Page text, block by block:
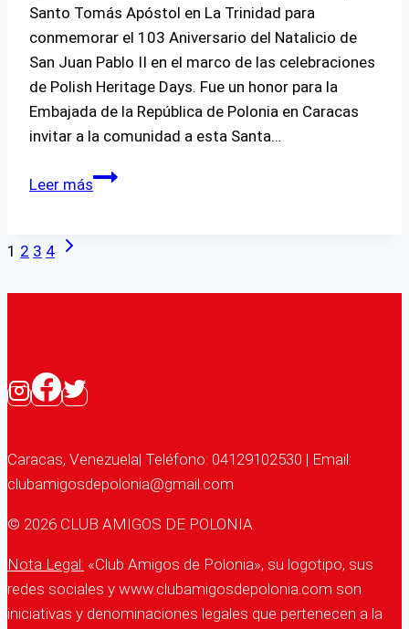
Santo Tomás Apóstol en La Trinidad para
conmemorar el 103 Aniversario del Natalicio de
San Juan Pablo II en el marco de las celebraciones
de Polish Heritage Days. Fue un honor para la
Embajada de la República de Polonia en Caracas
invitar a la comunidad a esta Santa…
Leer más¡Misa
Pablo
Navegación
de
1 2 3 4 Siguiente
Caracas, Venezuela| Teléfono: 04129102530 | Email:
clubamigosdepolonia@gmail.com
© 2026 CLUB AMIGOS DE POLONIA
Nota Legal: «Club Amigos de Polonia», su logotipo, sus
redes sociales y www.clubamigosdepolonia.com son
iniciativas y denominaciones legales que pertenecen a la